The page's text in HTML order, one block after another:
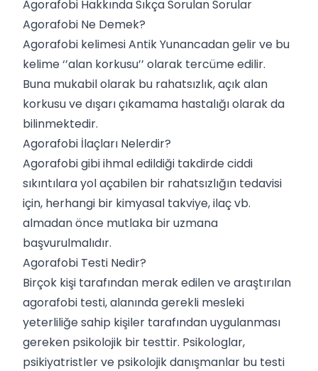
Agorafobi Hakkında Sıkça Sorulan Sorular
Agorafobi Ne Demek?
Agorafobi kelimesi Antik Yunancadan gelir ve bu
kelime ‘’alan korkusu’’ olarak tercüme edilir.
Buna mukabil olarak bu rahatsızlık, açık alan
korkusu ve dışarı çıkamama hastalığı olarak da
bilinmektedir.
Agorafobi İlaçları Nelerdir?
Agorafobi gibi ihmal edildiği takdirde ciddi
sıkıntılara yol açabilen bir rahatsızlığın tedavisi
için, herhangi bir kimyasal takviye, ilaç vb.
almadan önce mutlaka bir uzmana
başvurulmalıdır.
Agorafobi Testi Nedir?
Birçok kişi tarafından merak edilen ve araştırılan
agorafobi testi, alanında gerekli mesleki
yeterliliğe sahip kişiler tarafından uygulanması
gereken psikolojik bir testtir. Psikologlar,
psikiyatristler ve psikolojik danışmanlar bu testi